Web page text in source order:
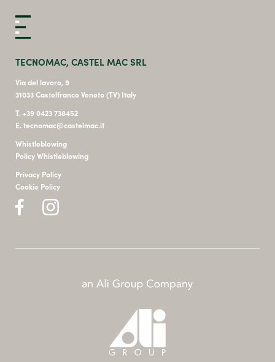
TECNOMAC, CASTEL MAC SRL
Via del lavoro, 9
31033 Castelfranco Veneto (TV) Italy
T. +39 0423 738452
E. tecnomac@castelmac.it
Whistleblowing
Policy Whistleblowing
Privacy Policy
Cookie Policy